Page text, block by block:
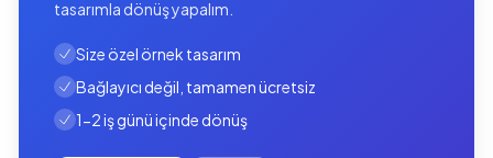
tasarımla dönüş yapalım.
Size özel örnek tasarım
Bağlayıcı değil, tamamen ücretsiz
1-2 iş günü içinde dönüş